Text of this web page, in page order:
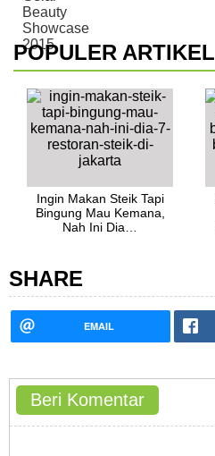
POPULER ARTIKEL
Ingin Makan Steik Tapi
Bingung Mau Kemana,
Nah Ini Dia…
SHARE
EMAIL
Beri Komentar